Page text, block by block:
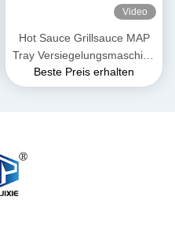
Video
Hot Sauce Grillsauce MAP
Tray Versiegelungsmaschine
für
Lebensmittelverpackungen
Beste Preis erhalten